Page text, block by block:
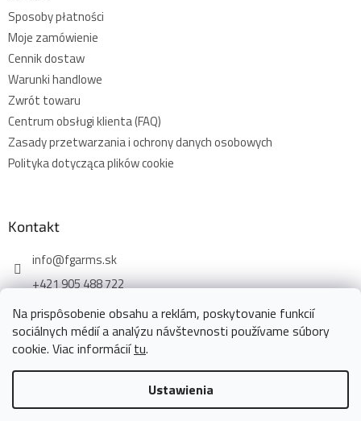
Na prispôsobenie obsahu a reklám, poskytovanie funkcií
sociálnych médií a analýzu návštevnosti používame súbory
cookie. Viac informáciítu.
Ustawienia
Sposoby płatności
Moje zamówienie
Cennik dostaw
Warunki handlowe
Zwrót towaru
Centrum obsługi klienta (FAQ)
Zasady przetwarzania i ochrony danych osobowych
Polityka dotycząca plików cookie
Kontakt
info@fgarms.sk
+421 905 488 722
Opracował Shoptet